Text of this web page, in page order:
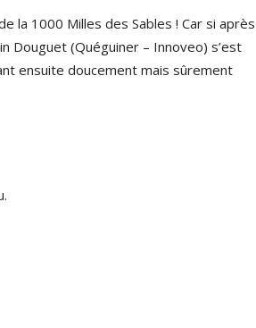
la 1000 Milles des Sables ! Car si après
Douguet (Quéguiner – Innoveo) s’est
ensuite doucement mais sûrement